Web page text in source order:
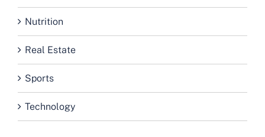
Nutrition
Real Estate
Sports
Technology